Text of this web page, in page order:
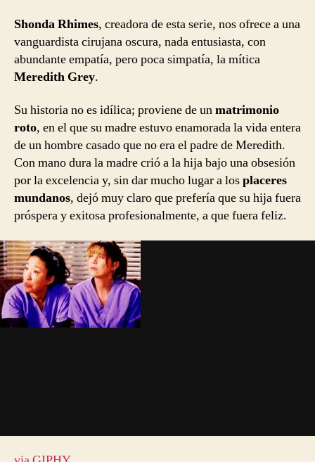
Shonda Rhimes, creadora de esta serie, nos ofrece a una
vanguardista cirujana oscura, nada entusiasta, con
abundante empatía, pero poca simpatía, la mítica
Meredith Grey.
Su historia no es idílica; proviene de unmatrimonio
roto, en el que su madre estuvo enamorada la vida entera
de un hombre casado que no era el padre de Meredith.
Con mano dura la madre crió a la hija bajo una obsesión
por la excelencia y, sin dar mucho lugar a losplaceres
mundanos, dejó muy claro que prefería que su hija fuera
próspera y exitosa profesionalmente, a que fuera feliz.